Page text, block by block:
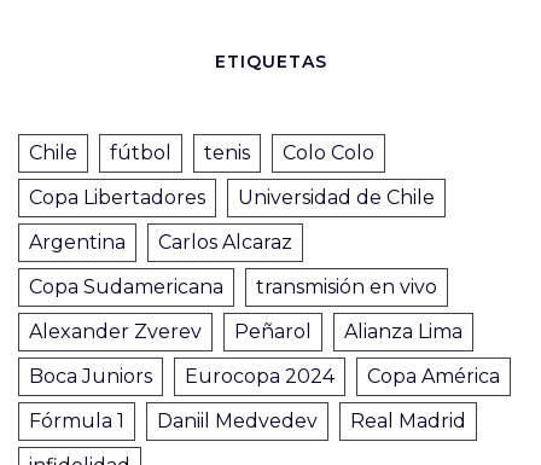
ETIQUETAS
Chile fútbol tenis
Colo Colo
Copa Libertadores
Universidad de Chile
Argentina
Carlos Alcaraz
Copa Sudamericana
transmisión en vivo
Alexander Zverev
Peñarol
Alianza Lima
Boca Juniors
Eurocopa 2024
Copa América
Fórmula 1
Daniil Medvedev
Real Madrid